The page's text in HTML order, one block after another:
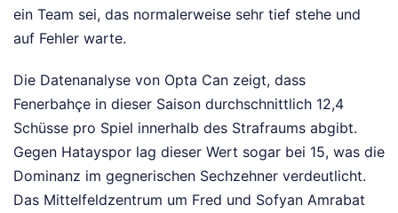
ein Team sei, das normalerweise sehr tief stehe und
auf Fehler warte.
Die Datenanalyse von Opta Can zeigt, dass
Fenerbahçe in dieser Saison durchschnittlich 12,4
Schüsse pro Spiel innerhalb des Strafraums abgibt.
Gegen Hatayspor lag dieser Wert sogar bei 15, was die
Dominanz im gegnerischen Sechzehner verdeutlicht.
Das Mittelfeldzentrum um Fred und Sofyan Amrabat